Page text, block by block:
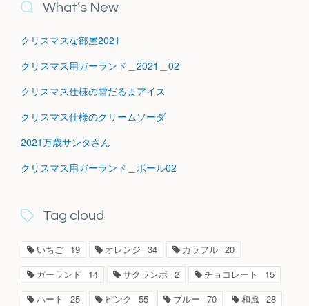
What’s New
クリスマスな部屋2021
クリスマス用ガーランド＿2021＿02
クリスマス仕様の雪だるまアイス
クリスマス仕様のクリームソーダ
2021万歳サンタさん
クリスマス用ガーランド＿ボール02
Tag cloud
いちご 19 オレンジ 34 カラフル 20
ガーランド
14 サクランボ 2 チョコレート
15
ハート
25 ピンク 55 ブルー 70 和風 28